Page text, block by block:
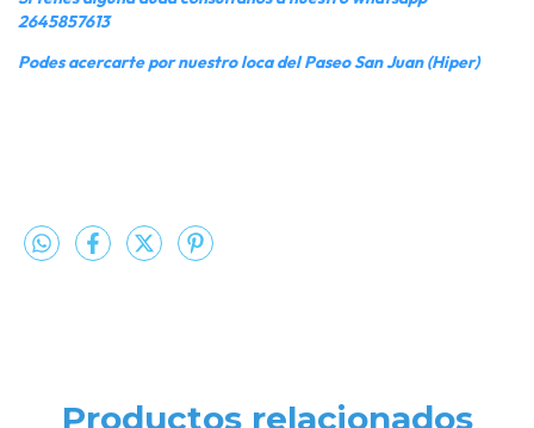
2645857613
Podes acercarte por nuestro loca del Paseo San Juan (Hiper)
Productos relacionados